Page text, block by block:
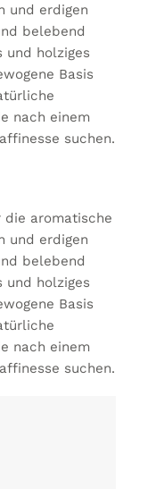
und erdigen
belebend
holziges
Basis
nach einem
suchen.
die aromatische
und erdigen
belebend
holziges
Basis
nach einem
suchen.